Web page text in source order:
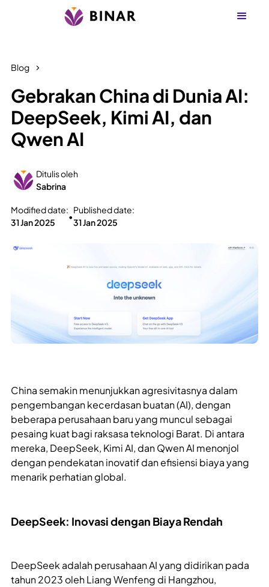
Blog
Gebrakan China di Dunia AI:
DeepSeek, Kimi AI, dan
Qwen AI
Ditulis oleh
Sabrina
Modified date:
31 Jan 2025
•
Published date:
31 Jan 2025
China semakin menunjukkan agresivitasnya dalam
pengembangan kecerdasan buatan (AI), dengan
beberapa perusahaan baru yang muncul sebagai
pesaing kuat bagi raksasa teknologi Barat. Di antara
mereka, DeepSeek, Kimi AI, dan Qwen AI menonjol
dengan pendekatan inovatif dan efisiensi biaya yang
menarik perhatian global.
DeepSeek: Inovasi dengan Biaya Rendah
DeepSeek adalah perusahaan AI yang didirikan pada
tahun 2023 oleh Liang Wenfeng di Hangzhou,